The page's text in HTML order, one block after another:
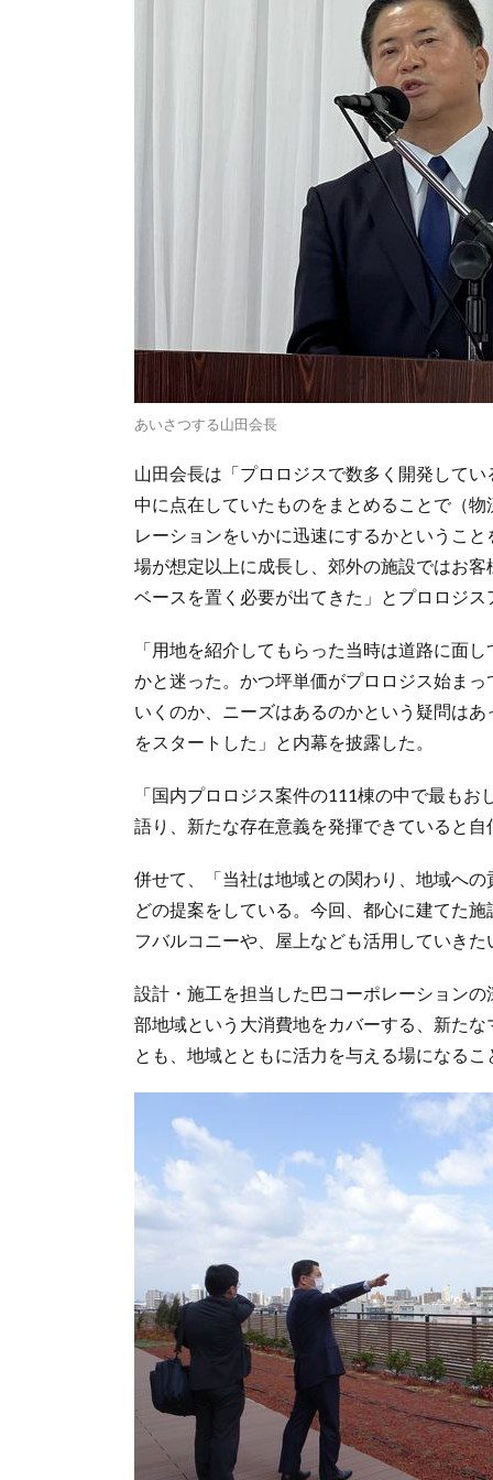
あいさつする山田会長
山田会長は「プロロジスで数多く開発して
中に点在していたものをまとめることで（
レーションをいかに迅速にするかというこ
場が想定以上に成長し、郊外の施設ではお
ベースを置く必要が出てきた」とプロロジ
「用地を紹介してもらった当時は道路に面
かと迷った。かつ坪単価がプロロジス始ま
いくのか、ニーズはあるのかという疑問は
をスタートした」と内幕を披露した。
「国内プロロジス案件の111棟の中で最も
語り、新たな存在意義を発揮できていると自
併せて、「当社は地域との関わり、地域へ
どの提案をしている。今回、都心に建てた
フバルコニーや、屋上なども活用していき
設計・施工を担当した巴コーポレーション
部地域という大消費地をカバーする、新た
とも、地域とともに活力を与える場になる